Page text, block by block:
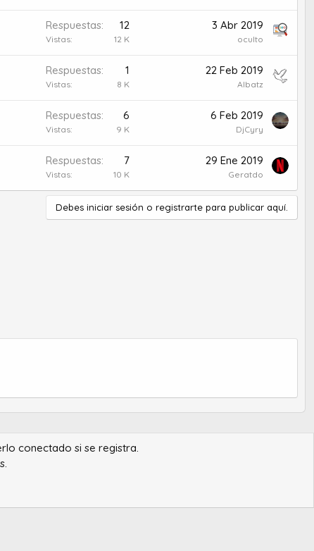
Respuestas 12
Vistas 12 K
3 Abr 2019
oculto
Respuestas 1
Vistas 8 K
22 Feb 2019
Albatz
Respuestas 6
Vistas 9 K
6 Feb 2019
DjCyry
Respuestas 7
Vistas 10 K
29 Ene 2019
Geratdo
Debes iniciar sesión o registrarte para publicar aquí.
conectado si se registra.